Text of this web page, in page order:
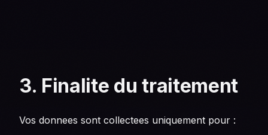
3. Finalite du traitement
Vos donnees sont collectees uniquement pour :